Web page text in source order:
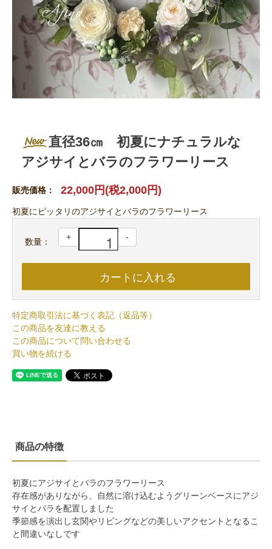
直径36㎝ 初夏にナチュラルな
アジサイとバラのフラワーリース
販売価格： 22,000円(税2,000円)
初夏にピッタリのアジサイとバラのフラワーリース
数量： + -
特定商取引法に基づく表記（返品等）
この商品を友達に教える
この商品について問い合わせる
買い物を続ける
商品の特徴
初夏にアジサイとバラのフラワーリース
存在感がありながら、自然に溶け込むようグリーンベースにアジ
サイとバラを配置しました
季節感を演出し玄関やリビングなどの美しいアクセントとなるこ
と間違いなしです